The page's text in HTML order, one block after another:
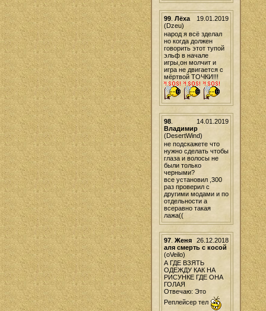
19.01.2019
99. Лёха
(Dzeu)
народ я всё зделал
но когда должен
говорить этот тупой
эльф в начале
игры,он молчит и
игра не двигается с
мёртвой ТОЧКИ!!!
14.01.2019
98.
Владимир
(DesertWind)
не подскажете что
нужно сделать чтобы
глаза и волосы не
были только
черными?
все установил ,300
раз проверил с
другими модами и по
отдельности а
всеравно такая
лажа((
26.12.2018
97. Женя
аля смерть с косой
(oVeilo)
А ГДЕ ВЗЯТЬ
ОДЕЖДУ КАК НА
РИСУНКЕ ГДЕ ОНА
ГОЛАЯ
Отвечаю: Это
Реплейсер тел